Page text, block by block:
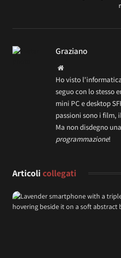
Graziano
Website
Ho visto
seguo con lo stesso
mini PC e desktop
passioni sono i film,
Ma non disdegno
programmazione!
Articoli collegati